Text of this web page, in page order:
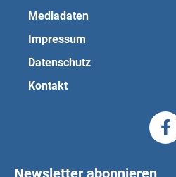
Mediadaten
Impressum
Datenschutz
Kontakt
Newsletter abonnieren